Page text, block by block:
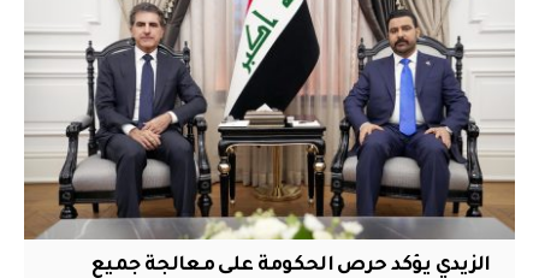
الزيدي يؤكد حرص الحكومة على معالجة جميع